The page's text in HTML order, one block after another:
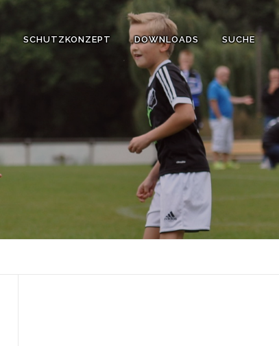
SCHUTZKONZEPT DOWNLOADS SUCHE